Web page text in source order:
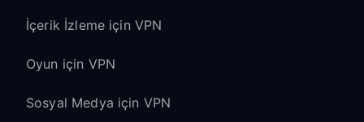
Roku OS
İçerik İzleme için VPN
Oyun için VPN
Sosyal Medya için VPN